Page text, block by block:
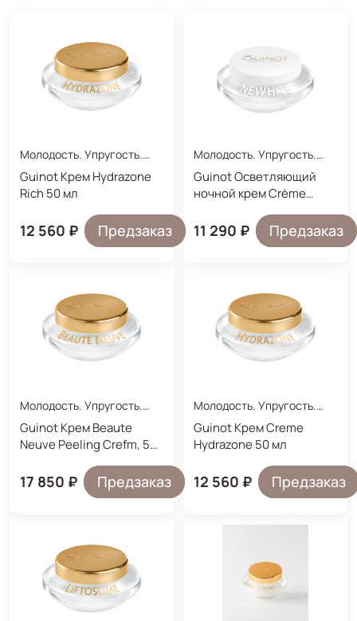
Молодость. Упругость.
Увлажнение.
Guinot Крем Hydrazone
Rich 50 мл
12 560 ₽ Предзаказ
Молодость. Упругость.
Увлажнение.
Guinot Осветляющий
ночной крем Crème
11 290 ₽ Предзаказ
Молодость. Упругость.
Увлажнение.
Guinot Крем Beaute
Neuve Peeling Crefm, 50
17 850 ₽ Предзаказ
Молодость. Упругость.
Увлажнение.
Guinot Крем Creme
Hydrazone 50 мл
12 560 ₽ Предзаказ